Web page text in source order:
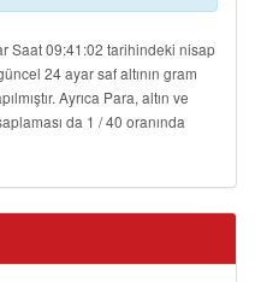
Saat 09:41:02 tarihindeki nisap
24 ayar saf altının gram
Ayrıca Para, altın ve
da 1 / 40 oranında